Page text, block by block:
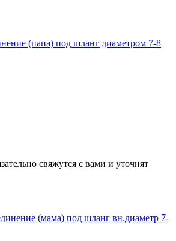
(папа) под шланг диаметром 7-8
свяжутся с вами и уточнят